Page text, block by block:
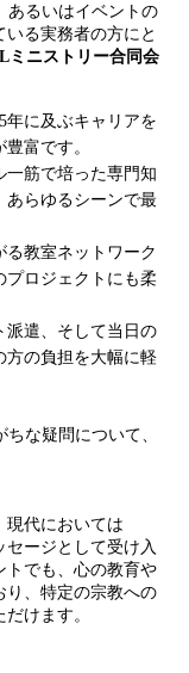
あるいはイベントの
る実務者の方にと
ミニストリー合同会
年に及ぶキャリアを
富です。
一筋で培った専門知
あらゆるシーンで最
教室ネットワーク
プロジェクトにも柔
派遣、そして当日の
方の負担を大幅に軽
な疑問について、
現代においては
セージとして受け入
トでも、心の教育や
り、特定の宗教への
けます。